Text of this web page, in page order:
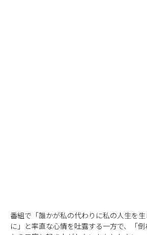
番組で「誰かが私の代わりに私の人生を
に」と率直な心情を吐露する一方で、「